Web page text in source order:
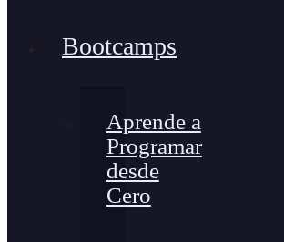
Bootcamps
Aprende a
Programar
desde
Cero